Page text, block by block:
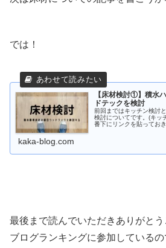
では！
【床材検討①】積水
ドテックを検討
前回まではキッチン検討
検討についてです。(キッ
番下にリンクを貼ってお
kaka-blog.com
最後まで読んでいただきありがとう
ブログランキングに参加しているの